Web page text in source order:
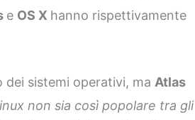
e OS X hanno rispettivamente
dei sistemi operativi, maAtlas
non sia così popolare tra gli